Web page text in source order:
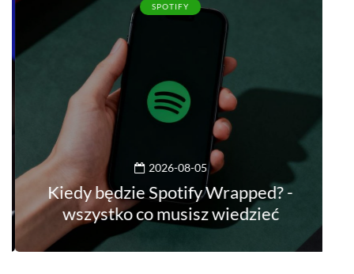
SPOTIFY
2026-08-05
Kiedy będzie Spotify Wrapped? -
wszystko co musisz wiedzieć